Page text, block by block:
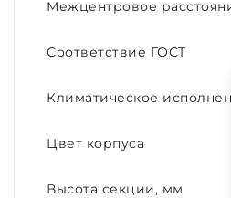
Межцентровое
Соответствие ГОСТ
Климатическое
Цвет корпуса
Высота секции, мм